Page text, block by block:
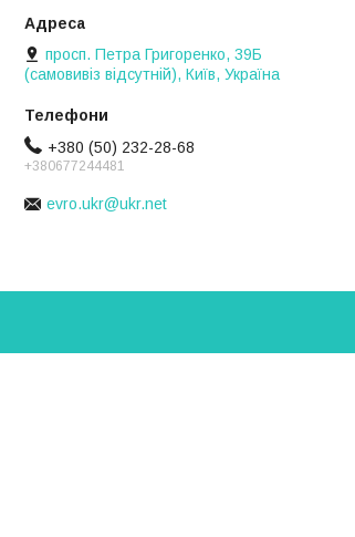
просп. Петра Григоренко, 39Б
(самовивіз відсутній), Київ, Україна
+380 (50) 232-28-68
+380677244481
evro.ukr@ukr.net